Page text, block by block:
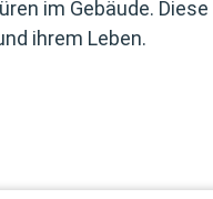
im Gebäude. Diese
ihrem Leben.